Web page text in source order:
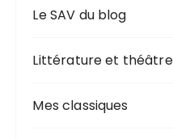
Le SAV du blog
Littérature et théâtre
Mes classiques